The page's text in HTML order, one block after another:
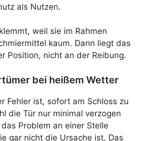
als Nutzen.
weil sie im Rahmen
kaum. Dann liegt das
Position, nicht an der Reibung.
bei heißem Wetter
Fehler ist, sofort am Schloss zu
die Tür nur minimal verzogen
Problem an einer Stelle
gar nicht die Ursache ist. Das